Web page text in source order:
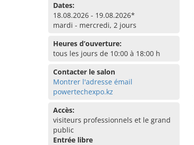
Dates:
18.08.2026 - 19.08.2026*
mardi - mercredi, 2 jours
Heures d’ouverture:
tous les jours de 10:00 à 18:00 h
Contacter le salon
Montrer l'adresse émail
powertechexpo.kz
Accès:
visiteurs professionnels et le grand
public
Entrée libre